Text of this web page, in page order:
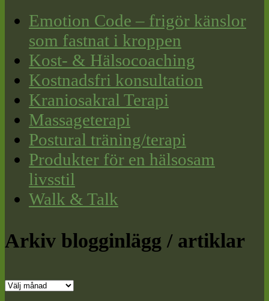
Emotion Code – frigör känslor
som fastnat i kroppen
Kost- & Hälsocoaching
Kostnadsfri konsultation
Kraniosakral Terapi
Massageterapi
Postural träning/terapi
Produkter för en hälsosam
livsstil
Walk & Talk
Arkiv blogginlägg / artiklar
Arkiv